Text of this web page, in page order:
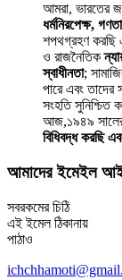
আমরা, ভারতের
ধর্মনিরপেক্ষ,
শপথগ্রহণ করছি
ও রাজনৈতিক
স্বাধীনতা;
পারে এবং
সংহতি সুনিশ্চিত
আজ,১৯৪৯
বিধিবদ্ধ করছি
আমাদের ইমেইল
সবরকমের চিঠি
এই ইমেল ঠিকানায়
পাঠাও